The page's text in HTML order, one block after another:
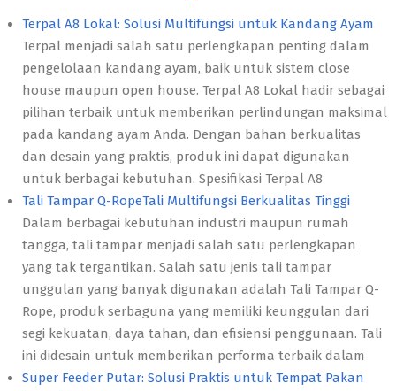
Terpal A8 Lokal: Solusi Multifungsi untuk Kandang Ayam
Terpal menjadi salah satu perlengkapan penting dalam
pengelolaan kandang ayam, baik untuk sistem close
house maupun open house. Terpal A8 Lokal hadir sebagai
pilihan terbaik untuk memberikan perlindungan maksimal
pada kandang ayam Anda. Dengan bahan berkualitas
dan desain yang praktis, produk ini dapat digunakan
untuk berbagai kebutuhan. Spesifikasi Terpal A8
Tali Tampar Q-RopeTali Multifungsi Berkualitas Tinggi
Dalam berbagai kebutuhan industri maupun rumah
tangga, tali tampar menjadi salah satu perlengkapan
yang tak tergantikan. Salah satu jenis tali tampar
unggulan yang banyak digunakan adalah Tali Tampar Q-
Rope, produk serbaguna yang memiliki keunggulan dari
segi kekuatan, daya tahan, dan efisiensi penggunaan. Tali
ini didesain untuk memberikan performa terbaik dalam
Super Feeder Putar: Solusi Praktis untuk Tempat Pakan